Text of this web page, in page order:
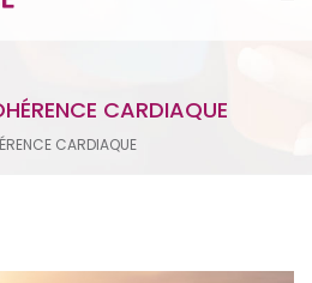
CARDIAQUE
CARDIAQUE